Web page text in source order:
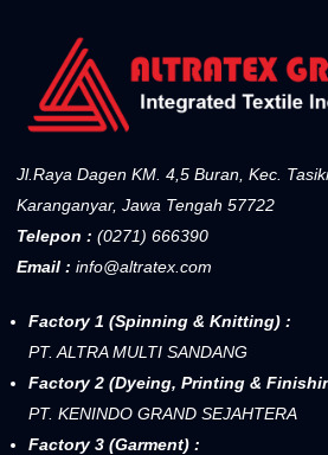
Jl.Raya Dagen KM. 4,5 Buran, Kec.
Karanganyar, Jawa Tengah 57722
Telepon : (0271) 666390
Email : info@altratex.com
Factory 1 (Spinning & Knitting) :
PT. ALTRA MULTI SANDANG
Factory 2 (Dyeing, Printing &
PT. KENINDO GRAND SEJAHTERA
Factory 3 (Garment) :